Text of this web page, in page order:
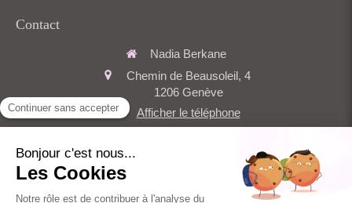
Contact
Nadia Berkane
Chemin de Beausoleil, 4
1206 Genève
Afficher le téléphone
DuLundi à17h